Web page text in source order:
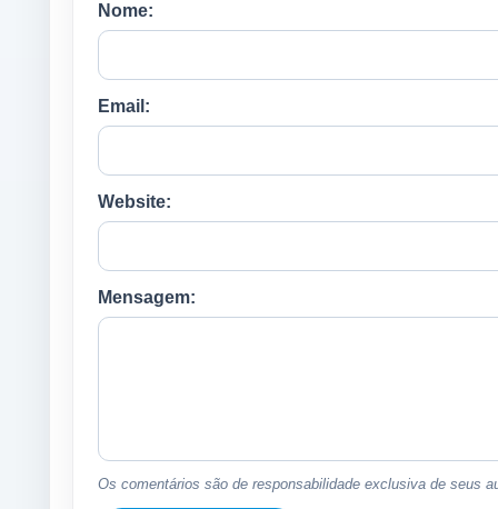
Nome:
Email:
Website:
Mensagem:
Os comentários são de responsabilidade exclusiva de seus